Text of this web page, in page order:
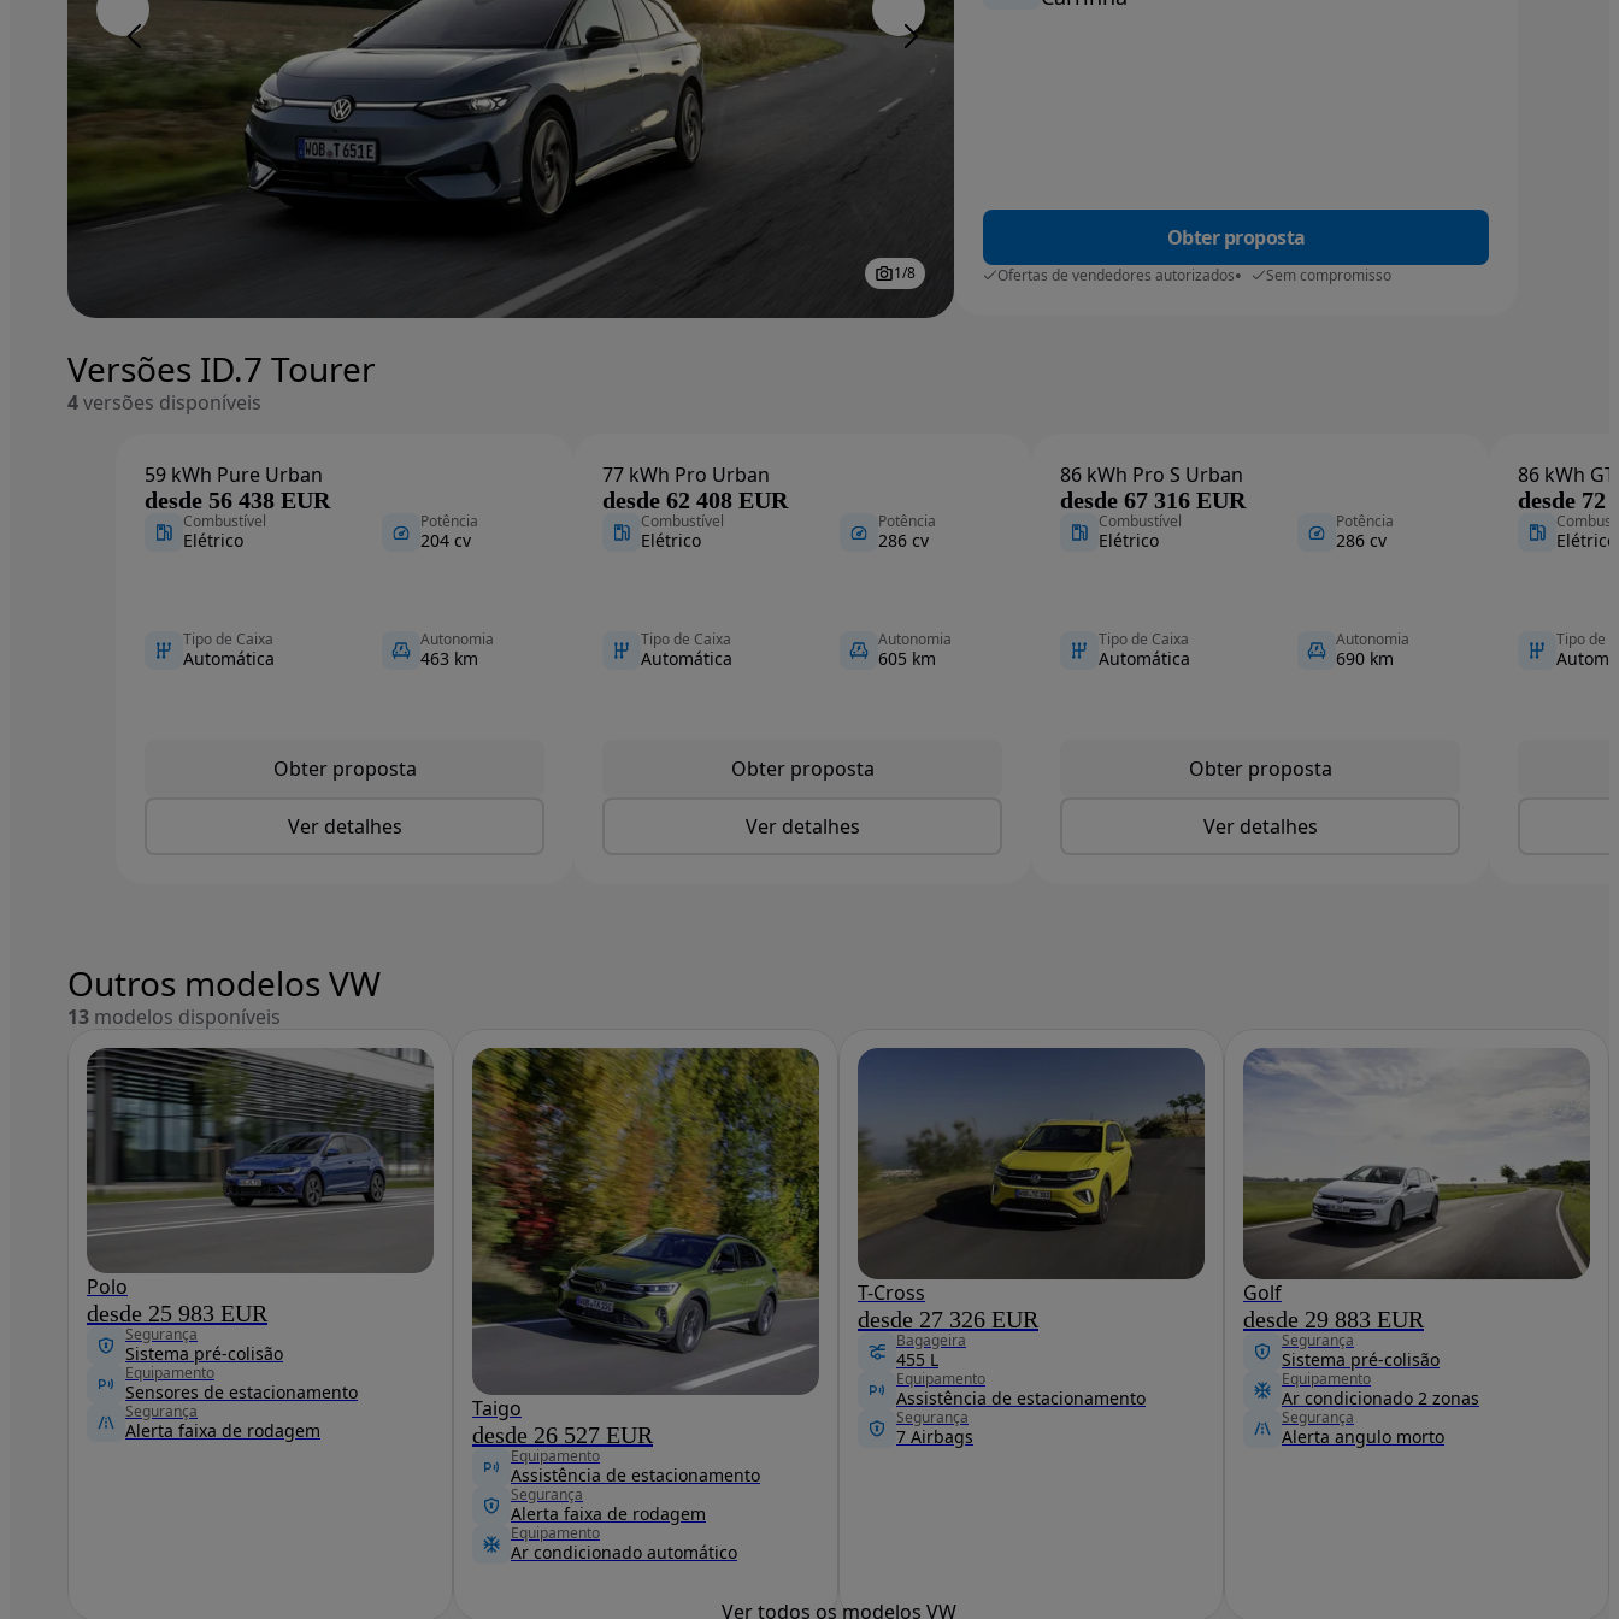
1/8
Obter proposta
Ofertas de vendedores autorizados Sem compromisso
Versões ID.7 Tourer
4versões disponíveis
59 kWh Pure Urban
desde 56 438 EUR
Combustível
Elétrico
Potência
204 cv
Tipo de Caixa
Automática
Autonomia
463 km
Obter proposta
Ver detalhes
77 kWh Pro Urban
desde 62 408 EUR
Combustível
Elétrico
Potência
286 cv
Tipo de Caixa
Automática
Autonomia
605 km
Obter proposta
Ver detalhes
86 kWh Pro S Urban
desde 67 316 EUR
Combustível
Elétrico
Potência
286 cv
Tipo de Caixa
Automática
Autonomia
690 km
Obter proposta
Ver detalhes
86 kWh
desde 72
Elétrico
Tipo de
Outros modelos VW
13 modelos disponíveis
Polo
desde 25 983 EUR
Segurança
Sistema pré-colisão
Equipamento
Sensores de estacionamento
Segurança
Alerta faixa de rodagem
Taigo
desde 26 527 EUR
Equipamento
Assistência de estacionamento
Segurança
Alerta faixa de rodagem
Equipamento
Ar condicionado automático
T-Cross
desde 27 326 EUR
Bagageira
455 L
Equipamento
Assistência de estacionamento
Segurança
7 Airbags
Golf
desde 29 883 EUR
Segurança
Sistema pré-colisão
Equipamento
Ar condicionado 2 zonas
Segurança
Alerta angulo morto
Ver todos os modelos VW